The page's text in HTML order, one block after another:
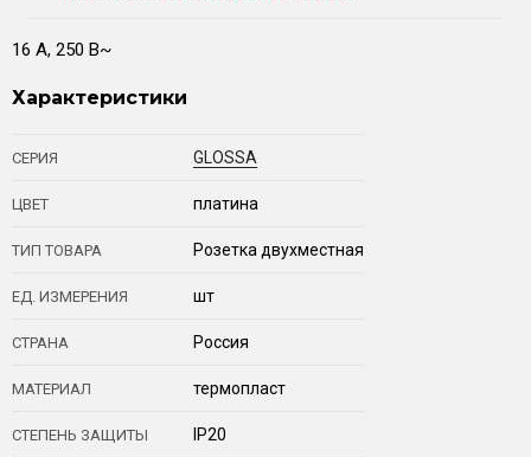
16 А, 250 В~
Характеристики
СЕРИЯ GLOSSA
ЦВЕТ платина
ТИП ТОВАРА Розетка двухместная
ЕД. ИЗМЕРЕНИЯ шт
СТРАНА Россия
МАТЕРИАЛ термопласт
СТЕПЕНЬ ЗАЩИТЫ IP20